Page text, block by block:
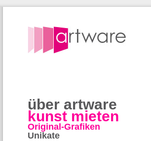
über artware
kunst mieten
Original-Grafiken
Unikate